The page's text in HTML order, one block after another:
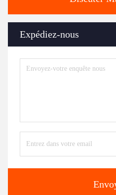
Expédiez-nous